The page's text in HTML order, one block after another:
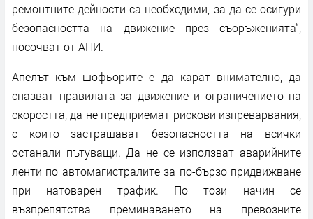
ремонтните дейности са необходими, за да се осигури
безопасността на движение през съоръженията“,
посочват от АПИ.
Апелът към шофьорите е да карат внимателно, да
спазват правилата за движение и ограничението на
скоростта, да не предприемат рискови изпреварвания,
с които застрашават безопасността на всички
останали пътуващи. Да не се използват аварийните
ленти по автомагистралите за по-бързо придвижване
при натоварен трафик. По този начин се
възпрепятства преминаването на превозните